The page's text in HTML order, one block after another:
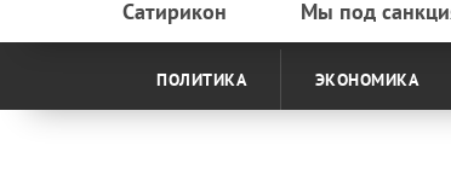
Сатирикон Мы под
ПОЛИТИКА ЭКОНОМИКА